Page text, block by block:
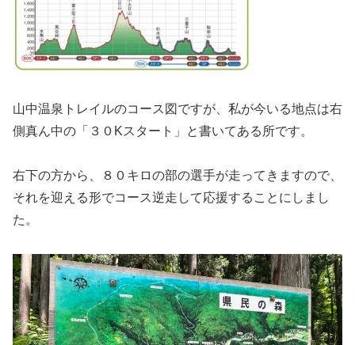
山中温泉トレイルのコース図ですが、私が今いる地点は右
側真ん中の「３０Kスタート」と書いてある所です。
右下の方から、８０キロの部の選手が走ってきますので、
それを迎える形でコース逆走して応援することにしまし
た。